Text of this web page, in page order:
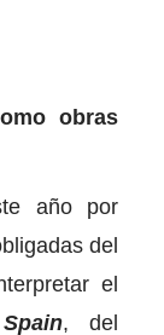
obras
año por
del
el
, del